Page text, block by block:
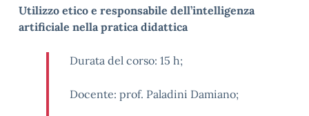
Utilizzo etico e responsabile dell’intelligenza
artificiale nella pratica didattica
Durata del corso: 15 h;
Docente: prof. Paladini Damiano;